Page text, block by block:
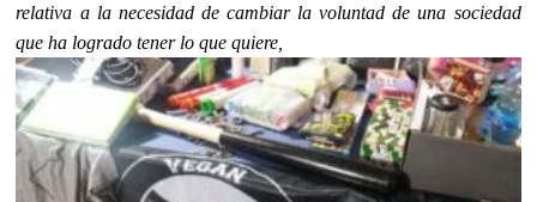
relativa a la necesidad de cambiar la voluntad de una sociedad
que ha logrado tener lo que quiere,